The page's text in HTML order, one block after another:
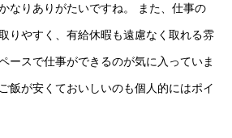
なりありがたいですね。 また、仕事の
りやすく、有給休暇も遠慮なく取れる雰
ースで仕事ができるのが気に入っていま
飯が安くておいしいのも個人的にはポイ